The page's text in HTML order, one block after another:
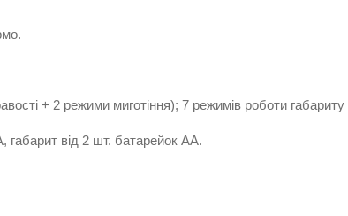
+ 2 режими миготіння); 7 режимів роботи габариту
від 2 шт. батарейок АА.